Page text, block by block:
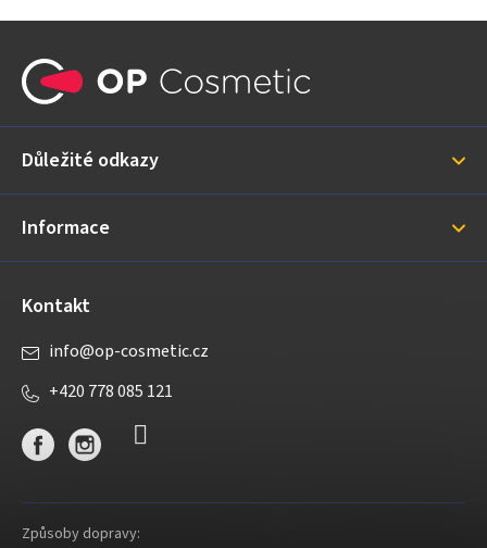
a
í
Důležité odkazy
Informace
Kontakt
info@op-cosmetic.cz
+420 778 085 121
Způsoby dopravy: